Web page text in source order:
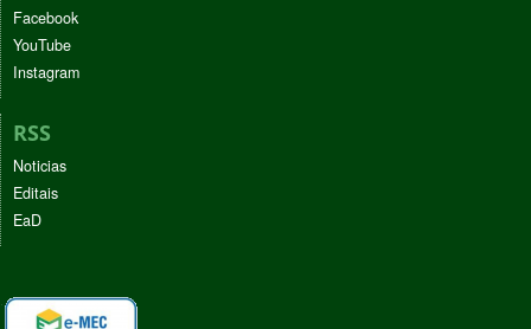
Facebook
YouTube
Instagram
RSS
Noticias
Editais
EaD